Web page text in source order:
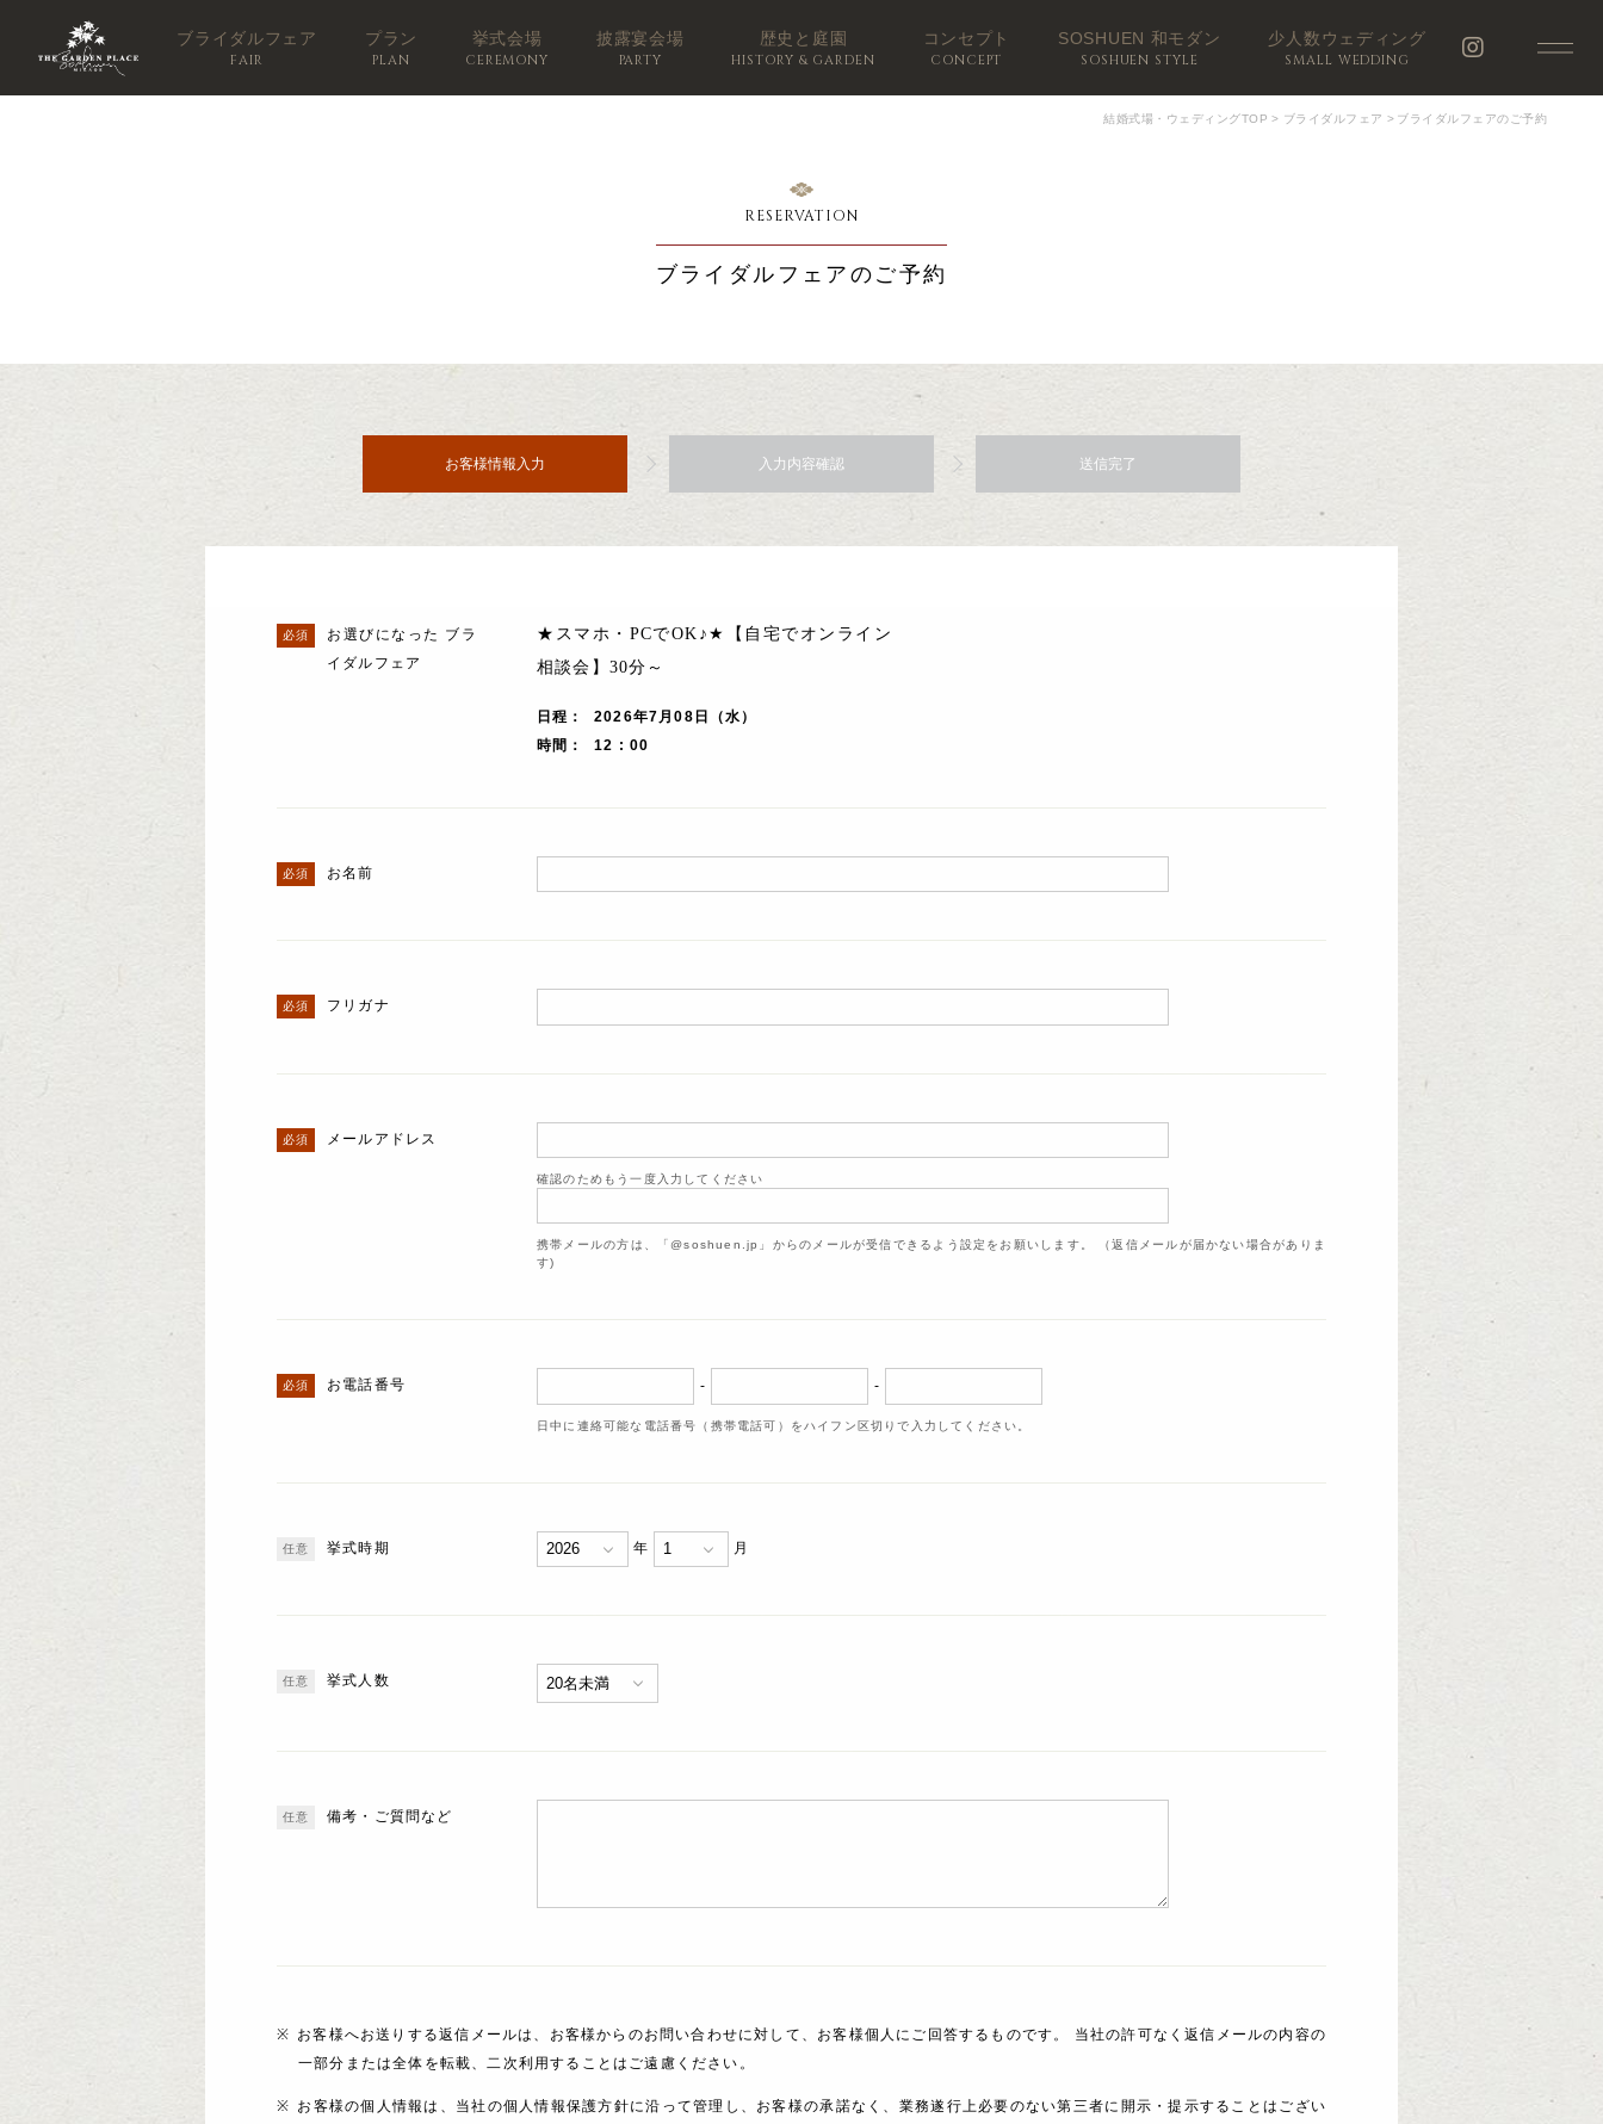
ブライダルフェア
FAIR
プラン
PLAN
挙式会場
CEREMONY
披露宴会場
PARTY
歴史と庭園
HISTORY & GARDEN
コンセプト
CONCEPT
SOSHUEN 和モダン
SOSHUEN STYLE
少人数ウェディング
SMALL WEDDING
結婚式場・ウェディングTOP > ブライダルフェア > ブライダルフェアのご予約
RESERVATION
ブライダルフェアのご予約
お客様情報入力 入力内容確認 送信完了
お選びになった ブラ
イダルフェア
★スマホ・PCでOK♪★【自宅でオンライン
相談会】30分～
日程
2026年7月08日（水）
時間
12 : 00
お名前
フリガナ
メールアドレス
確認のためもう一度入力してください
携帯メールの方は、「@soshuen.jp」からのメールが受信できるよう設定をお願いします。 （返信メールが届かない場合がありま
す)
お電話番号 - -
日中に連絡可能な電話番号（携帯電話可）をハイフン区切りで入力してください。
挙式時期 年 月
挙式人数
備考・ご質問など
お客様へお送りする返信メールは、お客様からのお問い合わせに対して、お客様個人にご回答するものです。 当社の許可なく返信メールの内容の
一部分または全体を転載、二次利用することはご遠慮ください。
お客様の個人情報は、当社の個人情報保護方針に沿って管理し、お客様の承諾なく、業務遂行上必要のない第三者に開示・提示することはござい